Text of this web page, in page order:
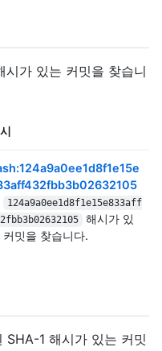
시가 있는 커밋을 찾습니
124a9a0ee1d8f1e15e833aff
해시가 있
커밋을 찾습니다.
SHA-1 해시가 있는 커밋